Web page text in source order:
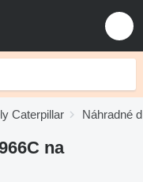
Caterpillar Náhradné
na